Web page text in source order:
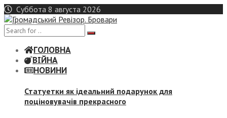
Skip
to
content
Суббота 8 августа 2026
ГОЛОВНА
ВІЙНА
НОВИНИ
Статуетки як ідеальний подарунок для
поціновувачів прекрасного